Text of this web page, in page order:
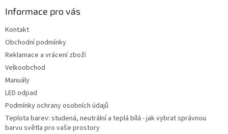
Informace pro vás
Kontakt
Obchodní podmínky
Reklamace a vrácení zboží
Velkoobchod
Manuály
LED odpad
Podmínky ochrany osobních údajů
Teplota barev: studená, neutrální a teplá bílá - jak vybrat správnou
barvu světla pro vaše prostory